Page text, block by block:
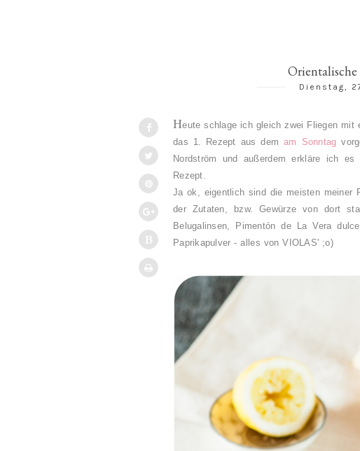
Dienstag,
Heute schlage ich gleich zwei Fliegen mit
das 1. Rezept aus demam Sonntag
Nordström und außerdem erkläre ich
Rezept.
Ja ok, eigentlich sind die meisten meiner
der Zutaten, bzw. Gewürze von dort
Belugalinsen,
Pimentón de La Vera
Paprikapulver- alles von VIOLAS' ;o)